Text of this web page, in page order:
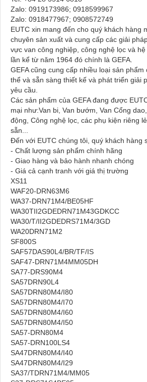
Zalo: 0919173986; 0918599967
Zalo: 0918477967; 0908572749
EUTC xin mang đến cho quý khách hàng
chuyên sản xuất và cung cấp các giải
vực van công nghiệp, công nghệ lọc và
lần kể từ năm 1964 đó chính là GEFA. ​
GEFA cũng cung cấp nhiều loại sản
thể và sẵn sàng thiết kế và phát triển giải
yêu cầu.​
Các sản phẩm của GEFA đang được
mại như:​Van bi, Van bướm, Van Cổng
động, Công nghệ lọc, các phụ kiện riêng
sẵn... ​
Đến với EUTC chúng tôi, quý khách hàng
- Chất lượng sản phẩm chính hãng​
- Giao hàng và bảo hành nhanh chóng​
- Giá cả cạnh tranh với giá thị trường
XS11
WAF20-DRN63M6
WA37-DRN71M4/BE05HF
WA30TII2GDEDRN71M43GDKCC
WA30/T/II2GDEDRS71M4/3GD
WA20DRN71M2
SF800S
SAF57DAS90L4/BR/TF/IS
SAF47-DRN71M4MM05DH
SA77-DRS90M4
SA57DRN90L4
SA57DRN80M4/I80
SA57DRN80M4/I70
SA57DRN80M4/I60
SA57DRN80M4/I50
SA57-DRN80M4
SA57-DRN100LS4
SA47DRN80M4/I40
SA47DRN80M4/I29
SA37/TDRN71M4/MM05